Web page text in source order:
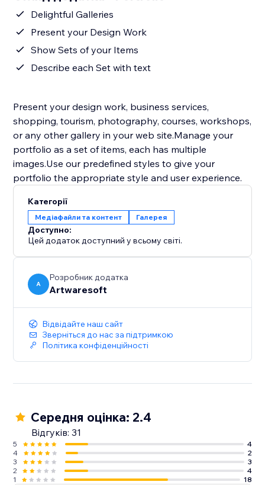
Delightful Galleries
Present your Design Work
Show Sets of your Items
Describe each Set with text
Present your design work, business services,
shopping, tourism, photography, courses, workshops,
or any other gallery in your web site.Manage your
portfolio as a set of items, each has multiple
images.Use our predefined styles to give your
Категорії
Медіафайли та контент Галерея
Доступно:
Цей додаток доступний у всьому світі.
A
Розробник додатка
Artwaresoft
Відвідайте наш сайт
Зверніться до нас за підтримкою
Політика конфіденційності
Середня оцінка: 2.4
Відгуків: 31
5
4
4
2
3
3
2
4
1
18